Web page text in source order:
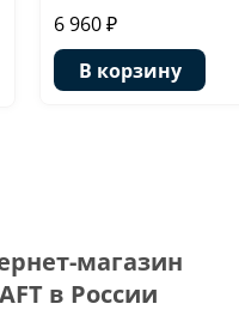
6 960 ₽
В корзину
магазин
в России